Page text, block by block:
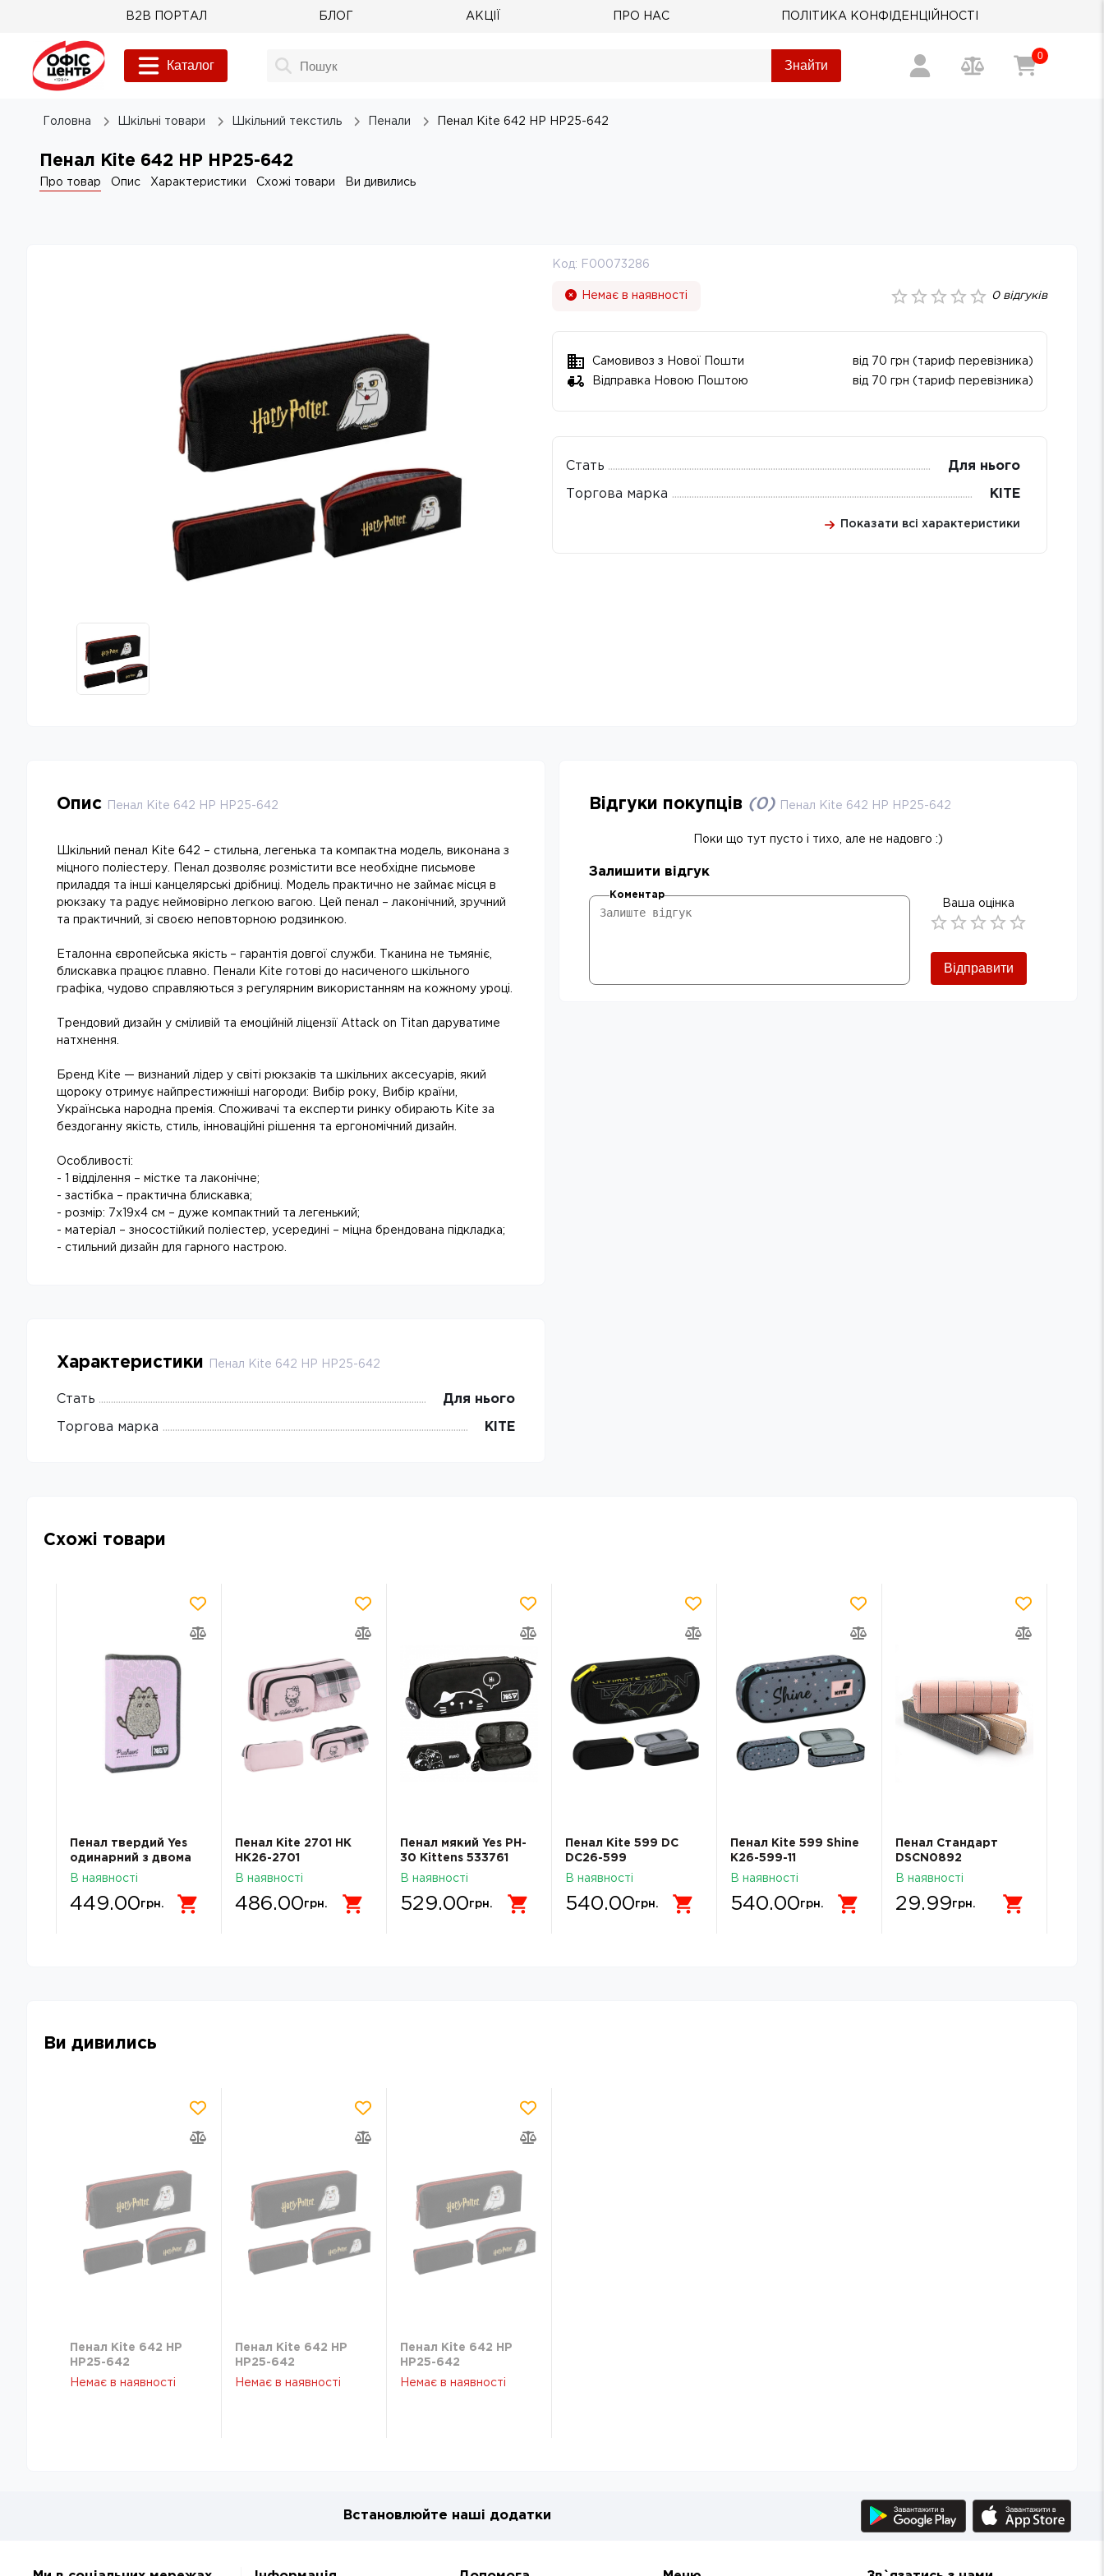
B2B ПОРТАЛ БЛОГ АКЦІЇ ПРО НАС ПОЛІТИКА КОНФІДЕНЦІЙНОСТІ
Каталог Знайти
0
Головна Шкільні товари Шкільний текстиль Пенали Пенал Kite 642 HP HP25-642
Пенал Kite 642 HP HP25-642
Про товар Опис Характеристики Схожі товари Ви дивились
Код: F00073286
Немає в наявності 0відгуків
Самовивоз з Нової Пошти
від 70 грн (тариф перевізника)
Відправка Новою Поштою
від 70 грн (тариф перевізника)
Стать Для нього
Торгова марка KITE
Показати всі характеристики
Опис Пенал Kite 642 HP HP25-642
Шкільний пенал Kite 642 – стильна, легенька та компактна модель, виконана з
міцного поліестеру. Пенал дозволяє розмістити все необхідне письмове
приладдя та інші канцелярські дрібниці. Модель практично не займає місця в
рюкзаку та радує неймовірно легкою вагою. Цей пенал – лаконічний, зручний
та практичний, зі своєю неповторною родзинкою.
Еталонна європейська якість – гарантія довгої служби. Тканина не тьмяніє,
блискавка працює плавно. Пенали Kite готові до насиченого шкільного
графіка, чудово справляються з регулярним використанням на кожному уроці.
Трендовий дизайн у сміливій та емоційній ліцензії Attack on Titan даруватиме
натхнення.
Бренд Kite — визнаний лідер у світі рюкзаків та шкільних аксесуарів, який
щороку отримує найпрестижніші нагороди: Вибір року, Вибір країни,
Українська народна премія. Споживачі та експерти ринку обирають Kite за
бездоганну якість, стиль, інноваційні рішення та ергономічний дизайн.
Особливості:
- 1 відділення – містке та лаконічне;
- застібка – практична блискавка;
- розмір: 7x19x4 см – дуже компактний та легенький;
- матеріал – зносостійкий поліестер, усередині – міцна брендована підкладка;
- стильний дизайн для гарного настрою.
Характеристики Пенал Kite 642 HP HP25-642
Стать Для нього
Торгова марка KITE
Відгуки покупців (0) Пенал Kite 642 HP HP25-642
Поки що тут пусто і тихо, але не надовго :)
Залишити відгук
Коментар
Ваша оцінка
Відправити
Схожі товари
Пенал твердий Yes
одинарний з двома
клапанами HP-04
533741 533741
В наявності
449.00грн.
Пенал Kite 2701 HK
HK26-2701
В наявності
486.00грн.
Пенал мякий Yes PH-
30 Kittens 533761
533761
В наявності
529.00грн.
Пенал Kite 599 DC
DC26-599
В наявності
540.00грн.
Пенал Kite 599 Shine
K26-599-11
В наявності
540.00грн.
Пенал Стандарт
DSCN0892
В наявності
29.99грн.
Ви дивились
Пенал Kite 642 HP
HP25-642
Немає в наявності
Пенал Kite 642 HP
HP25-642
Немає в наявності
Пенал Kite 642 HP
HP25-642
Немає в наявності
Встановлюйте наші додатки